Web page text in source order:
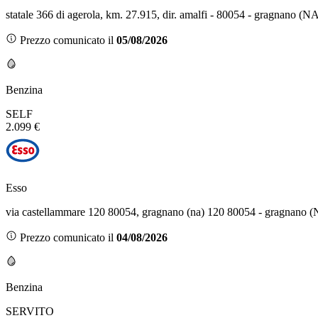
statale 366 di agerola, km. 27.915, dir. amalfi - 80054 - gragnano
Prezzo comunicato il 05/08/2026
Benzina
SELF
2.099 €
Esso
via castellammare 120 80054, gragnano (na) 120 80054 - gragnano
Prezzo comunicato il 04/08/2026
Benzina
SERVITO